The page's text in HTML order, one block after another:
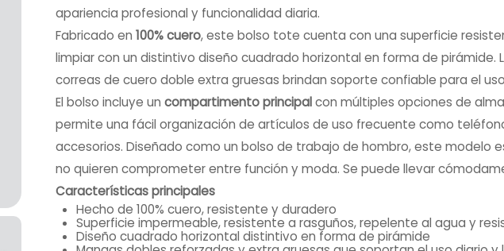
apariencia profesional y funcionalidad diaria.
Fabricado en100% cuero, este bolso tote cuenta con una superficie
limpiar con un distintivo diseño cuadrado horizontal en forma de pirámide.
correas de cuero doble extra gruesas brindan soporte confiable para el
El bolso incluye uncompartimento principalcon múltiples opciones de
permite una fácil organización de artículos de uso frecuente como
accesorios. Diseñado como un bolso de trabajo de hombro, este modelo
no quieren comprometer entre función y moda. Se puede llevar
Características principales
Hecho de 100% cuero, resistente y duradero
Superficie impermeable, resistente a rasguños, repelente al agua y
Diseño cuadrado horizontal distintivo en forma de pirámide